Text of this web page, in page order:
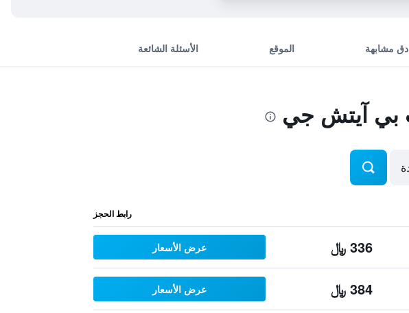
مشابهة الموقع الأسئلة الشائعة
بي آيتش جي
رابط الحجز
336 ﷼ عرض الأسعار
384 ﷼ عرض الأسعار